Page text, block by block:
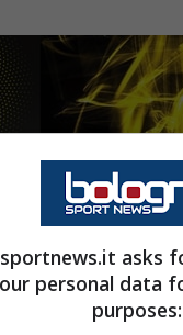
una suggestione
e poi ritornano.
anni. In lui
asks
personal data
purposes: